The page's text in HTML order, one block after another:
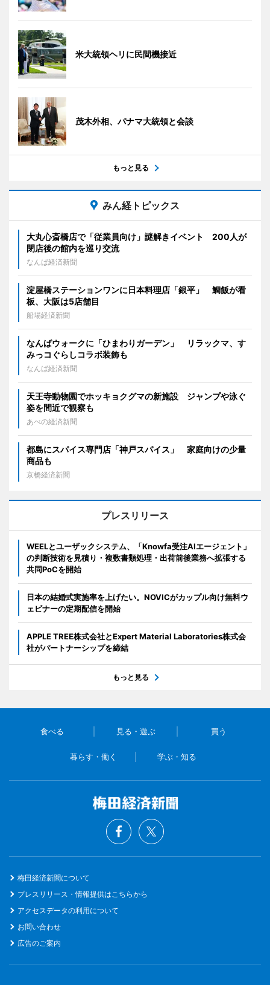
米大統領ヘリに民間機接近
茂木外相、パナマ大統領と会談
もっと見る
みん経トピックス
大丸心斎橋店で「従業員向け」謎解きイベント 200人が
閉店後の館内を巡り交流
なんば経済新聞
淀屋橋ステーションワンに日本料理店「銀平」 鯛飯が看
板、大阪は5店舗目
船場経済新聞
なんばウォークに「ひまわりガーデン」 リラックマ、す
みっコぐらしコラボ装飾も
なんば経済新聞
天王寺動物園でホッキョクグマの新施設 ジャンプや泳ぐ
姿を間近で観察も
あべの経済新聞
都島にスパイス専門店「神戸スパイス」 家庭向けの少量
商品も
京橋経済新聞
プレスリリース
WEELとユーザックシステム、「Knowfa受注AIエージェント」
の判断技術を見積り・複数書類処理・出荷前後業務へ拡張する
共同PoCを開始
日本の結婚式実施率を上げたい。NOVICがカップル向け無料ウ
ェビナーの定期配信を開始
APPLE TREE株式会社とExpert Material Laboratories株式会
社がパートナーシップを締結
もっと見る
食べる 見る・遊ぶ 買う
暮らす・働く 学ぶ・知る
梅田経済新聞について
プレスリリース・情報提供はこちらから
アクセスデータの利用について
お問い合わせ
広告のご案内